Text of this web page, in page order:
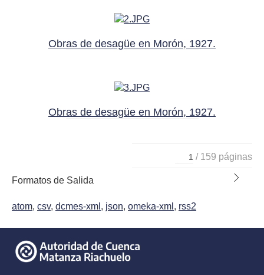
Obras de desagüe en Morón, 1927.
Obras de desagüe en Morón, 1927.
/ 159 páginas
Formatos de Salida
atom, csv, dcmes-xml , json, omeka-xml , rss2